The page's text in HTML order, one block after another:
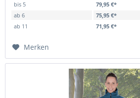
bis 5
79,95 €*
ab 6
75,95 €*
ab 11 71,95 €*
Merken